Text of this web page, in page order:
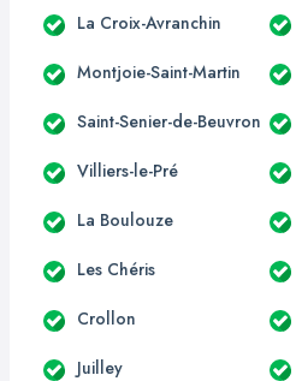
La Croix-Avranchin
Montjoie-Saint-Martin
Saint-Senier-de-Beuvron
Villiers-le-Pré
La Boulouze
Les Chéris
Crollon
Juilley